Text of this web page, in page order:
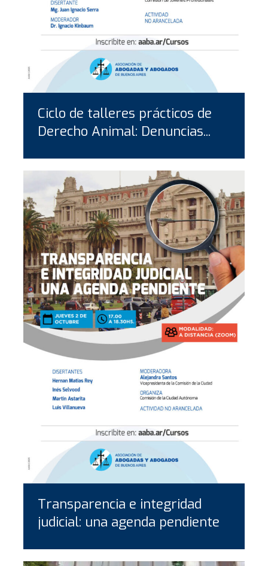
Ciclo de talleres prácticos de
Derecho Animal: Denuncias...
Transparencia e integridad
judicial: una agenda pendiente